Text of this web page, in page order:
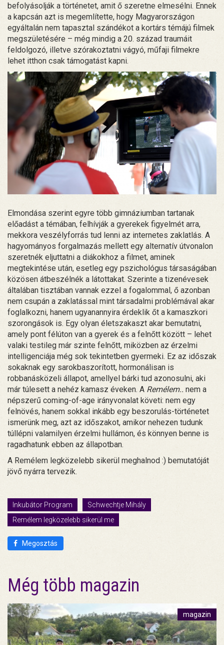
befolyásolják a történetet, amit ő szeretne elmesélni. Ennek
a kapcsán azt is megemlítette, hogy Magyarországon
egyáltalán nem tapasztal szándékot a kortárs témájú filmek
megszületésére – még mindig a 20. század traumáit
feldolgozó, illetve szórakoztatni vágyó, műfaji filmekre
lehet itthon csak támogatást kapni.
Elmondása szerint egyre több gimnáziumban tartanak
előadást a témában, felhívják a gyerekek figyelmét arra,
mekkora veszélyforrás tud lenni az internetes zaklatlás. A
hagyományos forgalmazás mellett egy alternatív útvonalon
szeretnék eljuttatni a diákokhoz a filmet, aminek
megtekintése után, esetleg egy pszichológus társaságában
közösen átbeszélnék a látottakat. Szerinte a tizenévesek
általában tisztában vannak ezzel a fogalommal, ő azonban
nem csupán a zaklatással mint társadalmi problémával akar
foglalkozni, hanem ugyanannyira érdeklik őt a kamaszkori
szorongások is. Egy olyan életszakaszt akar bemutatni,
amely pont félúton van a gyerek és a felnőtt között – lehet
valaki testileg már szinte felnőtt, miközben az érzelmi
intelligenciája még sok tekintetben gyermeki. Ez az időszak
sokaknak egy sarokbaszorított, hormonálisan is
robbanásközeli állapot, amellyel bárki tud azonosulni, aki
már túlesett a nehéz kamasz éveken. A Remélem.. nem a
népszerű coming-of-age irányvonalat követi: nem egy
felnövés, hanem sokkal inkább egy beszorulás-történetet
ismerünk meg, azt az időszakot, amikor nehezen tudunk
túllépni valamilyen érzelmi hullámon, és könnyen benne is
ragadhatunk ebben az állapotban.
A Remélem legközelebb sikerül meghalnod :) bemutatóját
jövő nyárra tervezik.
Inkubátor Program
Schwechtje Mihály
Remélem legközelebb sikerül me
Megosztás
Még több magazin
magazin